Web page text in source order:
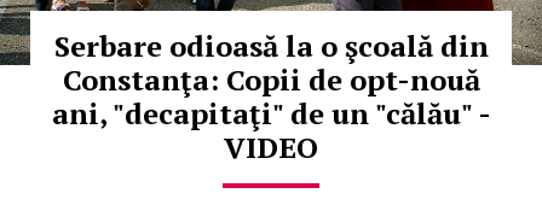
Serbare odioasă la o şcoală din
Constanţa: Copii de opt-nouă
ani, "decapitaţi" de un "călău" -
VIDEO